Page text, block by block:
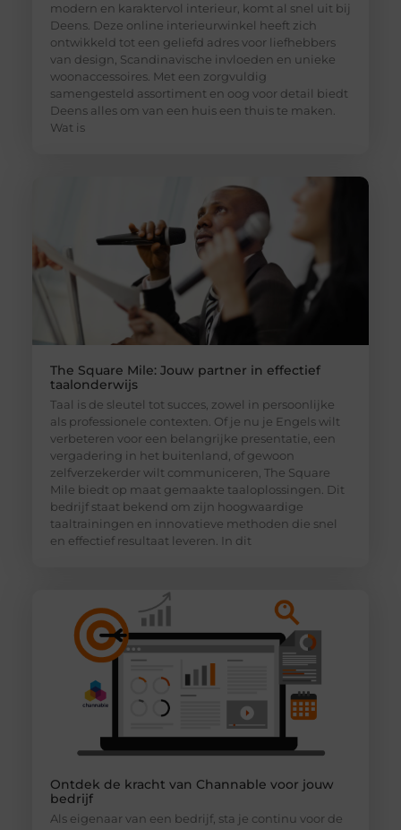
modern en karaktervol interieur, komt al snel uit bij
Deens. Deze online interieurwinkel heeft zich
ontwikkeld tot een geliefd adres voor liefhebbers
van design, Scandinavische invloeden en unieke
woonaccessoires. Met een zorgvuldig
samengesteld assortiment en oog voor detail biedt
Deens alles om van een huis een thuis te maken.
Wat is
The Square Mile: Jouw partner in effectief
taalonderwijs
Taal is de sleutel tot succes, zowel in persoonlijke
als professionele contexten. Of je nu je Engels wilt
verbeteren voor een belangrijke presentatie, een
vergadering in het buitenland, of gewoon
zelfverzekerder wilt communiceren, The Square
Mile biedt op maat gemaakte taaloplossingen. Dit
bedrijf staat bekend om zijn hoogwaardige
taaltrainingen en innovatieve methoden die snel
en effectief resultaat leveren. In dit
Ontdek de kracht van Channable voor jouw
bedrijf
Als eigenaar van een bedrijf, sta je continu voor de